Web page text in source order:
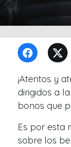
¡Atentos y
dirigidos a
bonos que
Es por esta
sobre los